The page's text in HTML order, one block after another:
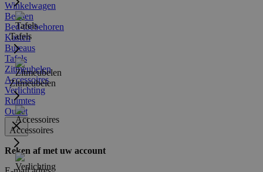
Winkelwagen
Tafels
Zitmeubelen
Accessoires
Bedden
Bed-toebehoren
Kasten
Bureaus
Tafels
Zitmeubelen
Accessoires
Verlichting
Ruimtes
Outlet
Reken af met uw account